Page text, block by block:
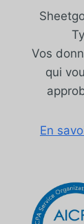
Vos
qui
En